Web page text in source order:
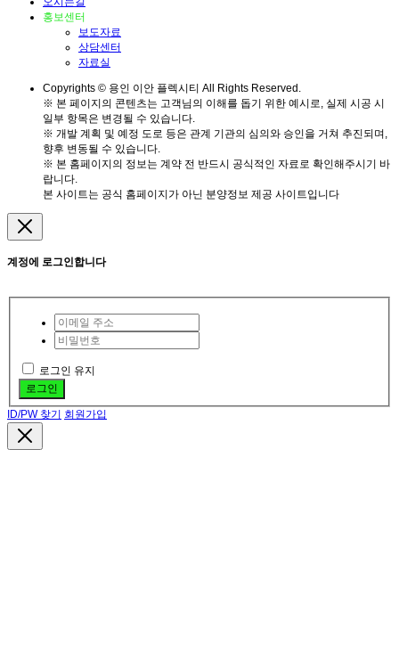
홍보센터
보도자료
상담센터
자료실
Copyrights © 용인 이안 플렉시티 All Rights Reserved.
※ 본 페이지의 콘텐츠는 고객님의 이해를 돕기 위한 예시로, 실제 시공 시
일부 항목은 변경될 수 있습니다.
※ 개발 계획 및 예정 도로 등은 관계 기관의 심의와 승인을 거쳐 추진되며,
향후 변동될 수 있습니다.
※ 본 홈페이지의 정보는 계약 전 반드시 공식적인 자료로 확인해주시기 바
랍니다.
본 사이트는 공식 홈페이지가 아닌 분양정보 제공 사이트입니다
계정에 로그인합니다
로그인 유지
로그인
ID/PW 찾기 회원가입